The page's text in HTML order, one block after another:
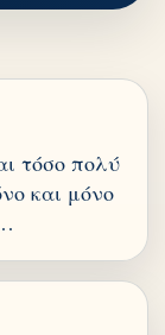
τόσο πολύ
και μόνο